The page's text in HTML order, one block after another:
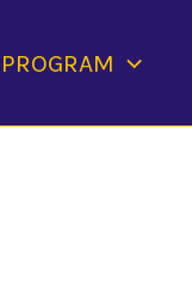
PROGRAM